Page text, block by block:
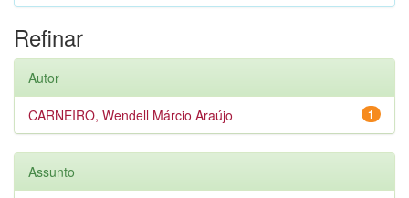
Refinar
Autor
1
CARNEIRO, Wendell Márcio Araújo
Assunto